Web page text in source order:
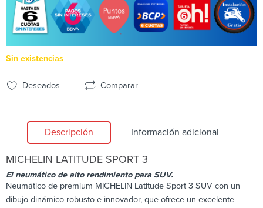
Sin existencias
Deseados Comparar
Descripción Información adicional
MICHELIN LATITUDE SPORT 3
El neumático de alto rendimiento para SUV.
Neumático de premium MICHELIN Latitude Sport 3 SUV con un
dibujo dinámico robusto e innovador, que ofrece un excelente